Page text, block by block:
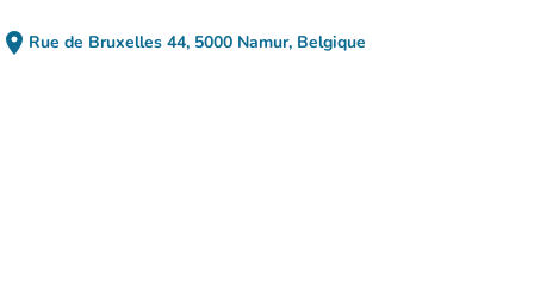
place Rue de Bruxelles 44, 5000 Namur, Belgique
(in Google Maps öffnen)
(new tab)